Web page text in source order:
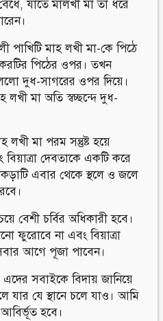
যাতে মালখী মা তা ধরে
পাখিটি মাহ লখী মা-কে পিঠে
পিঠের ওপর। তখন
দুধ-সাগরের ওপর দিয়ে।
লখী মা অতি স্বচ্ছন্দে দুধ-
লখী মা পরম সন্তুষ্ট হয়ে
দেবতাকে একটি করে
এবার থেকে স্থলে ও জলে
বেশী চর্বির অধিকারী হবে।
ফুরোবে না এবং বিয়াত্রা
আগে পূজা পাবেন।
সবাইকে বিদায় জানিয়ে
যে স্থানে চলে যাও। আমি
হবে।